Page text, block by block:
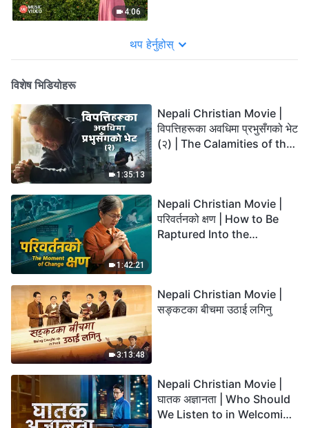
4:06
थप हेर्नुहोस्
विशेष भिडियोहरू
1:35:13
Nepali Christian Movie |
विपत्तिहरूका अवधिमा प्रभुसँगको भेट
(२) | The Calamities of the
1:42:21
Nepali Christian Movie |
परिवर्तनको क्षण | How to Be
Raptured Into the
3:13:48
Nepali Christian Movie |
सङ्कटका बीचमा उठाई लगिनु
Nepali Christian Movie |
घातक अज्ञानता | Who Should
We Listen to in Welcoming